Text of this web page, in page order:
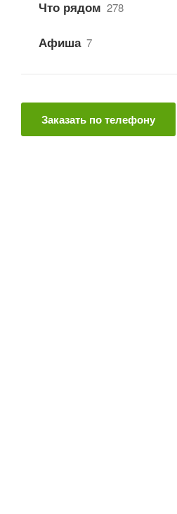
Что рядом 278
Афиша 7
Заказать по телефону